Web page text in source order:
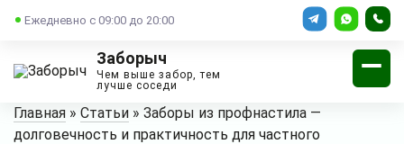
Ежедневно с 09:00 до 20:00
Заборыч
Чем выше забор, тем
лучше соседи
Главная » Статьи » Заборы из профнастила —
долговечность и практичность для частного